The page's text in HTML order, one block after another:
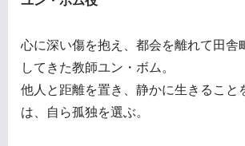
心に深い傷を抱え、都会を離れて田舎
してきた教師ユン・ボム。
他人と距離を置き、静かに生きること
は、自ら孤独を選ぶ。